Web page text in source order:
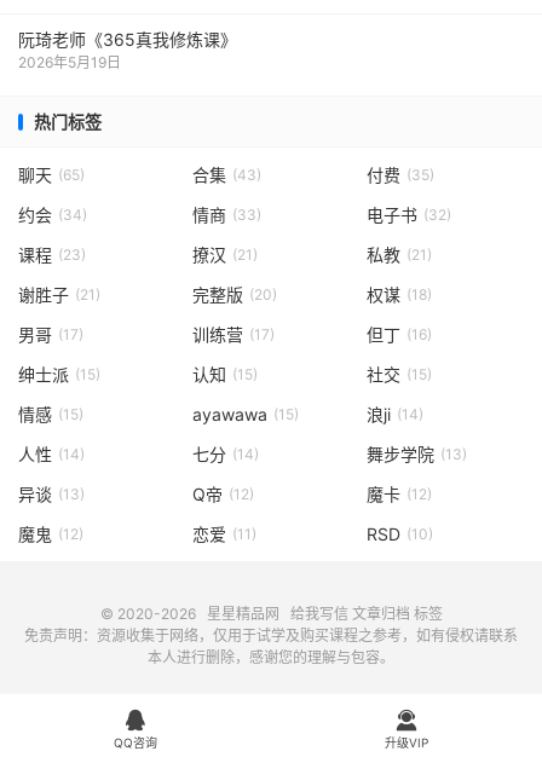
阮琦老师《365真我修炼课》
2026年5月19日
热门标签
聊天 (65) 合集 (43) 付费 (35)
约会 (34) 情商 (33) 电子书 (32)
课程 (23) 撩汉 (21) 私教 (21)
谢胜子 (21) 完整版 (20) 权谋 (18)
男哥 (17) 训练营 (17) 但丁 (16)
绅士派 (15) 认知 (15) 社交 (15)
情感 (15) ayawawa (15) 浪ji (14)
人性 (14) 七分 (14) 舞步学院 (13)
异谈 (13) Q帝 (12) 魔卡 (12)
魔鬼 (12) 恋爱 (11) RSD (10)
© 2020-2026 星星精品网 给我写信 文章归档 标签
免责声明：资源收集于网络，仅用于试学及购买课程之参考，如有侵权请联系
本人进行删除，感谢您的理解与包容。

QQ咨询

升级VIP